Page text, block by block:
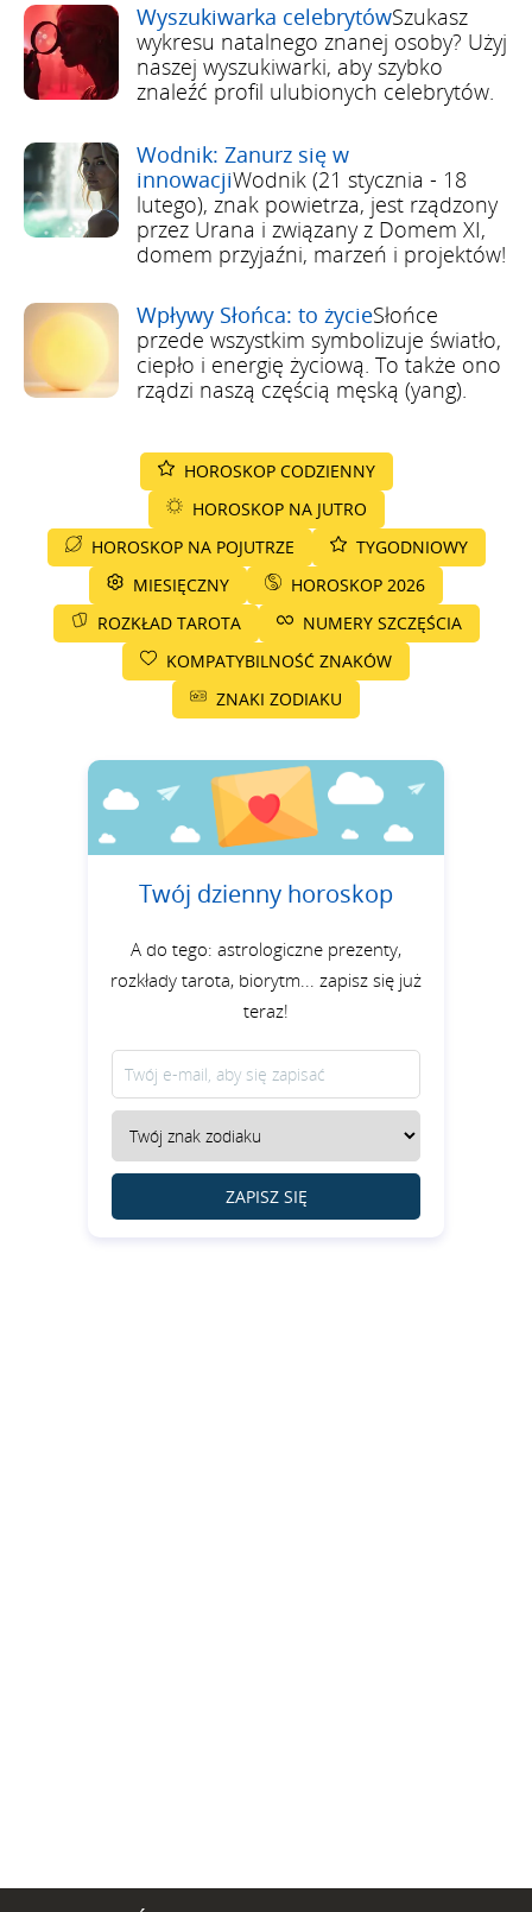
Wyszukiwarka celebrytówSzukasz
wykresu natalnego znanej osoby? Użyj
naszej wyszukiwarki, aby szybko
znaleźć profil ulubionych celebrytów.
Wodnik: Zanurz się w
innowacjiWodnik (21 stycznia - 18
lutego), znak powietrza, jest rządzony
przez Urana i związany z Domem XI,
domem przyjaźni, marzeń i projektów!
Wpływy Słońca: to życieSłońce
przede wszystkim symbolizuje światło,
ciepło i energię życiową. To także ono
rządzi naszą częścią męską (yang).
HOROSKOP CODZIENNY
HOROSKOP NA JUTRO
HOROSKOP NA POJUTRZE
TYGODNIOWY
MIESIĘCZNY
HOROSKOP 2026
ROZKŁAD TAROTA
NUMERY SZCZĘŚCIA
KOMPATYBILNOŚĆ ZNAKÓW
ZNAKI ZODIAKU
Twój dzienny horoskop
A do tego: astrologiczne prezenty,
rozkłady tarota, biorytm... zapisz się już
teraz!
ZAPISZ SIĘ